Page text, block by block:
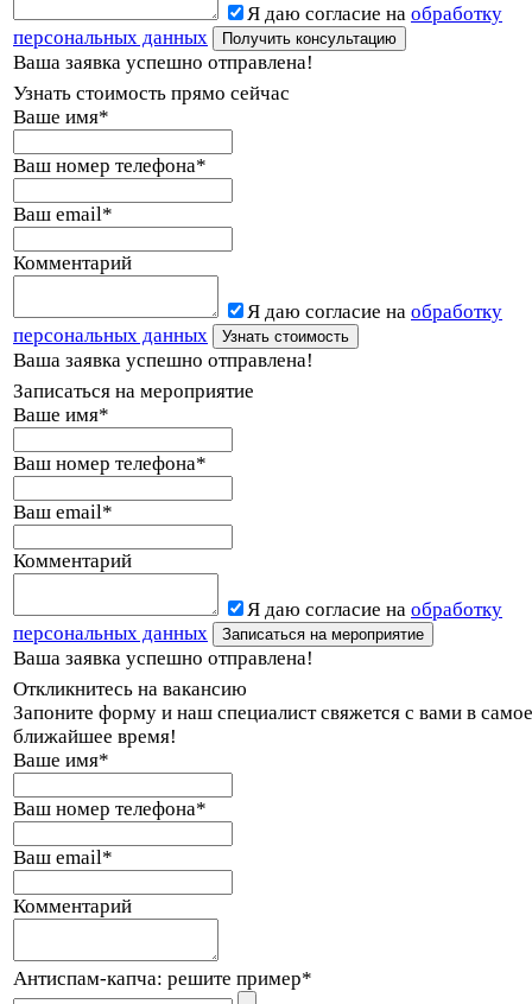
Я даю согласие на обработку
персональных данных
Ваша заявка успешно отправлена!
Узнать стоимость прямо сейчас
Ваше имя*
Ваш номер телефона*
Ваш email*
Комментарий
Я даю согласие на обработку
персональных данных
Ваша заявка успешно отправлена!
Записаться на мероприятие
Ваше имя*
Ваш номер телефона*
Ваш email*
Комментарий
Я даю согласие на обработку
персональных данных
Ваша заявка успешно отправлена!
Откликнитесь на вакансию
Запоните форму и наш специалист свяжется с вами в самое
ближайшее время!
Ваше имя*
Ваш номер телефона*
Ваш email*
Комментарий
Антиспам-капча: решите пример*